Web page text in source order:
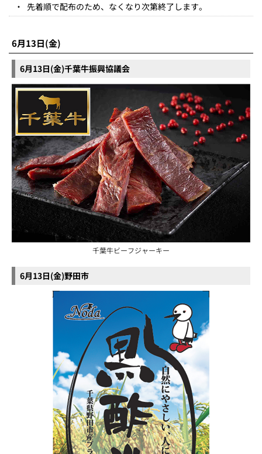
・ 先着順で配布のため、なくなり次第終了します。
6月13日(金)
6月13日(金)千葉牛振興協議会
千葉牛ビーフジャーキー
6月13日(金)野田市